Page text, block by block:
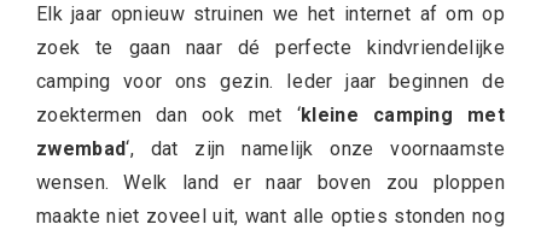
Elk jaar opnieuw struinen we het internet af om op
zoek te gaan naar dé perfecte kindvriendelijke
camping voor ons gezin. Ieder jaar beginnen de
zoektermen dan ook met ‘kleine camping met
zwembad‘, dat zijn namelijk onze voornaamste
wensen. Welk land er naar boven zou ploppen
maakte niet zoveel uit, want alle opties stonden nog